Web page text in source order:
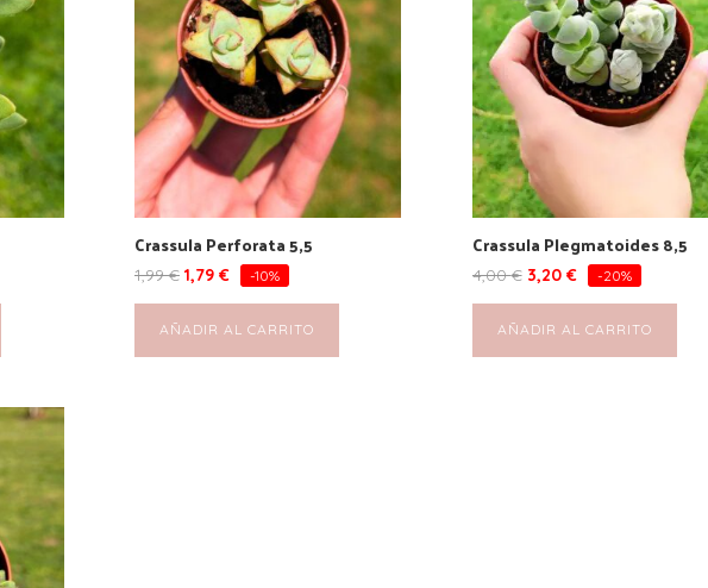
Crassula Perforata 5,5
1,99€ 1,79 € -10%
AÑADIR AL CARRITO
Crassula Plegmatoides 8,5
4,00€ 3,20 € -20%
AÑADIR AL CARRITO